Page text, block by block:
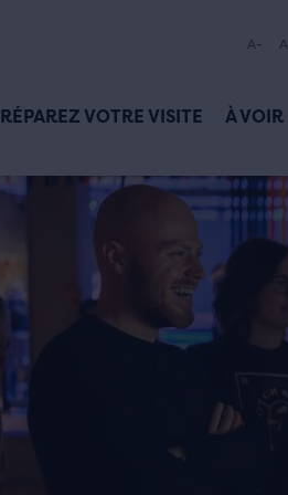
A- A
VOTRE VISITE À VOIR